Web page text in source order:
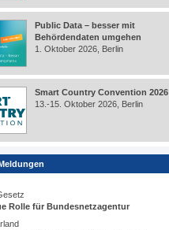
Public Data – besser mit
Behördendaten umgehen
1. Oktober 2026, Berlin
Smart Country Convention 2026
13.-15. Oktober 2026, Berlin
Rolle für Bundesnetzagentur